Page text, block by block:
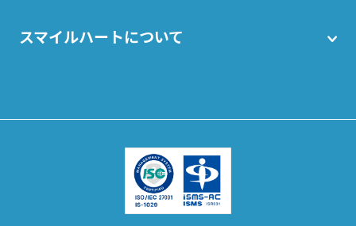
スマイルハートについて